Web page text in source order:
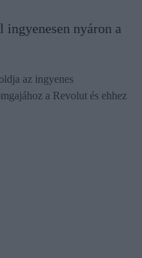
ingyenesen nyáron a
az ingyenes
a Revolut és ehhez